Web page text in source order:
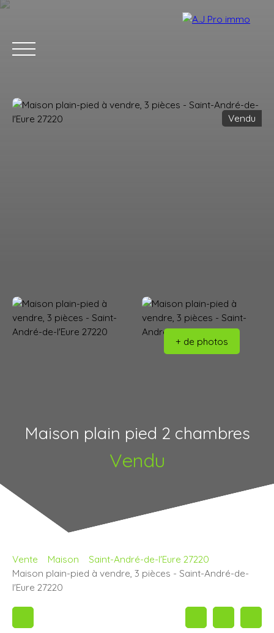
Vendu
+ de photos
Maison plain pied 2 chambres
Vendu
Vente Maison
Saint-André-de-l'Eure 27220
Maison plain-pied à vendre, 3 pièces - Saint-André-de-
l'Eure 27220